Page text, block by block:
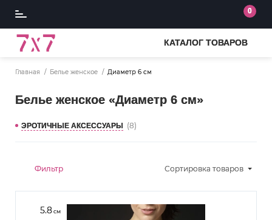
0
КАТАЛОГ ТОВАРОВ
Главная Белье женское Диаметр 6 см
Белье женское «Диаметр 6 см»
ЭРОТИЧНЫЕ АКСЕССУАРЫ (8)
Фильтр Сортировка товаров
5.8см